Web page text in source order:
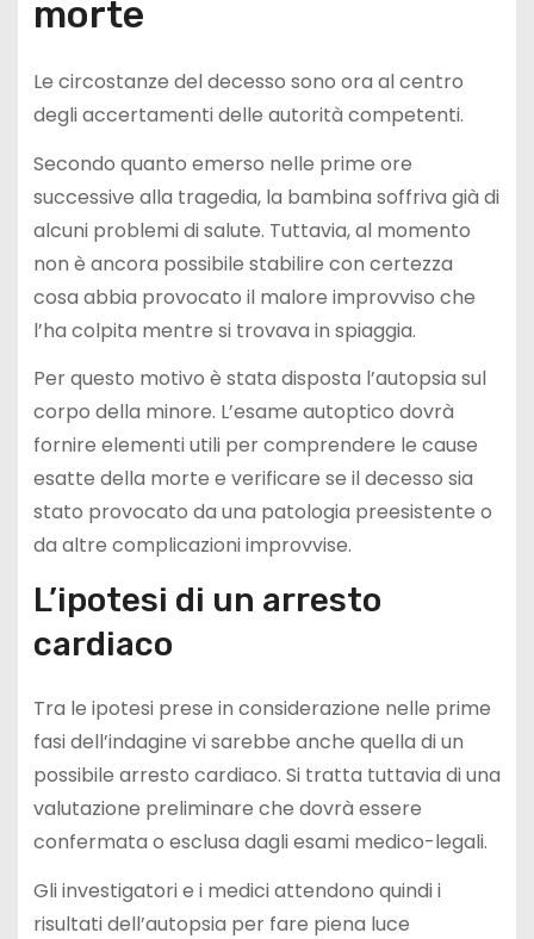
morte
Le circostanze del decesso sono ora al centro
degli accertamenti delle autorità competenti.
Secondo quanto emerso nelle prime ore
successive alla tragedia, la bambina soffriva già di
alcuni problemi di salute. Tuttavia, al momento
non è ancora possibile stabilire con certezza
cosa abbia provocato il malore improvviso che
l’ha colpita mentre si trovava in spiaggia.
Per questo motivo è stata disposta l’autopsia sul
corpo della minore. L’esame autoptico dovrà
fornire elementi utili per comprendere le cause
esatte della morte e verificare se il decesso sia
stato provocato da una patologia preesistente o
da altre complicazioni improvvise.
L’ipotesi di un arresto
cardiaco
Tra le ipotesi prese in considerazione nelle prime
fasi dell’indagine vi sarebbe anche quella di un
possibile arresto cardiaco. Si tratta tuttavia di una
valutazione preliminare che dovrà essere
confermata o esclusa dagli esami medico-legali.
Gli investigatori e i medici attendono quindi i
risultati dell’autopsia per fare piena luce